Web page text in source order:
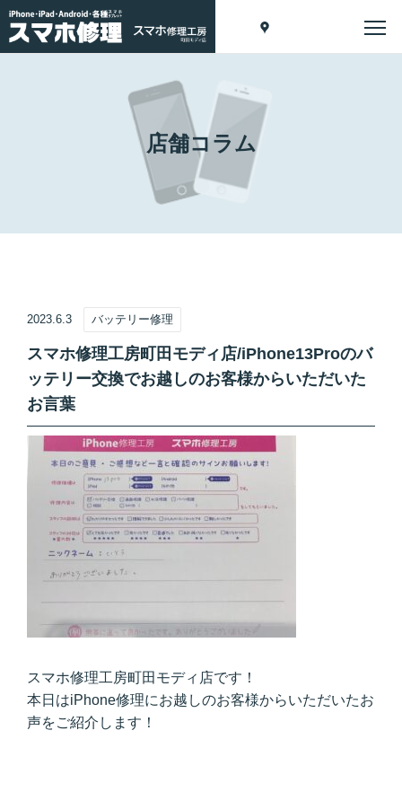
店舗コラム
2023.6.3 バッテリー修理
スマホ修理工房町田モディ店/iPhone13Proのバ
ッテリー交換でお越しのお客様からいただいた
お言葉
スマホ修理工房町田モディ店です！
本日はiPhone修理にお越しのお客様からいただいたお
声をご紹介します！